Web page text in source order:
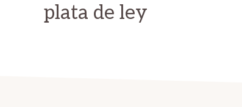
plata de ley